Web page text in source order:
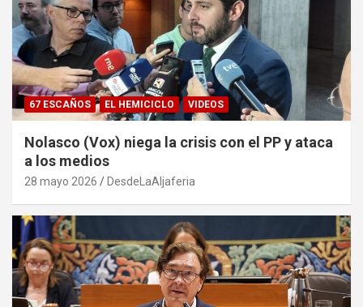
67 ESCAÑOS EL HEMICICLO VIDEOS
Nolasco (Vox) niega la crisis con el PP y ataca
a los medios
28 mayo 2026 DesdeLaAljaferia